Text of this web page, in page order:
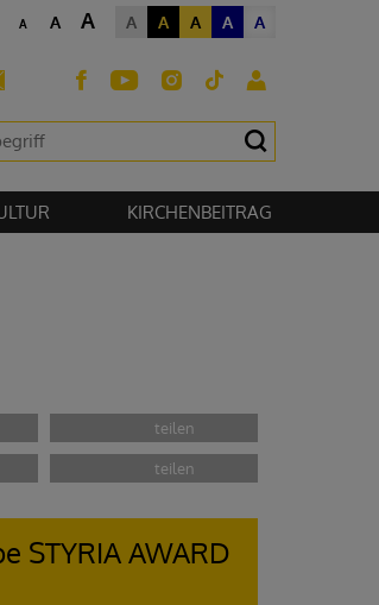
A A A A A A A A
KIRCHENBEITRAG
STYRIA AWARD